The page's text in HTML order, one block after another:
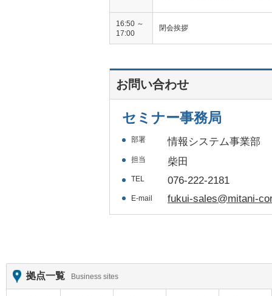
16:50 ～
17:00
閉会挨拶
お問い合わせ
セミナー事務局
部署 情報システム事業部
担当 柴田
TEL 076-222-2181
E-mail fukui-sales@mitani-
拠点一覧 Business sites